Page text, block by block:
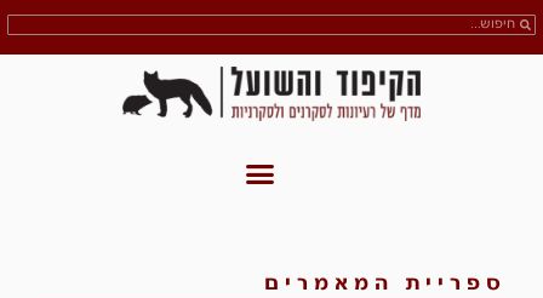
ספריית המאמרים